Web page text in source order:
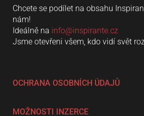
Chcete se podílet na obsahu
nám!
Ideálně na info@inspirante.cz
Jsme otevřeni všem, kdo vidí svět
OCHRANA OSOBNÍCH ÚDAJŮ
MOŽNOSTI INZERCE